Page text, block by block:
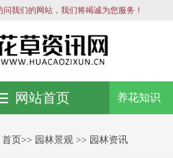
问我们的网站，我们将竭诚为您服务！
养花知识
网站首页
首页>> 园林景观 >> 园林资讯